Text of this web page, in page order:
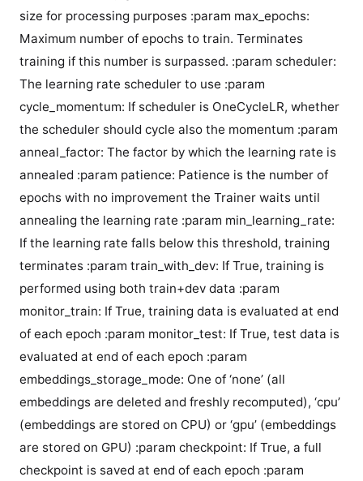
size for processing purposes :param max_epochs:
Maximum number of epochs to train. Terminates
training if this number is surpassed. :param scheduler:
The learning rate scheduler to use :param
cycle_momentum: If scheduler is OneCycleLR, whether
the scheduler should cycle also the momentum :param
anneal_factor: The factor by which the learning rate is
annealed :param patience: Patience is the number of
epochs with no improvement the Trainer waits until
annealing the learning rate :param min_learning_rate:
If the learning rate falls below this threshold, training
terminates :param train_with_dev: If True, training is
performed using both train+dev data :param
monitor_train: If True, training data is evaluated at end
of each epoch :param monitor_test: If True, test data is
evaluated at end of each epoch :param
embeddings_storage_mode: One of ‘none’ (all
embeddings are deleted and freshly recomputed), ‘cpu’
(embeddings are stored on CPU) or ‘gpu’ (embeddings
are stored on GPU) :param checkpoint: If True, a full
checkpoint is saved at end of each epoch :param